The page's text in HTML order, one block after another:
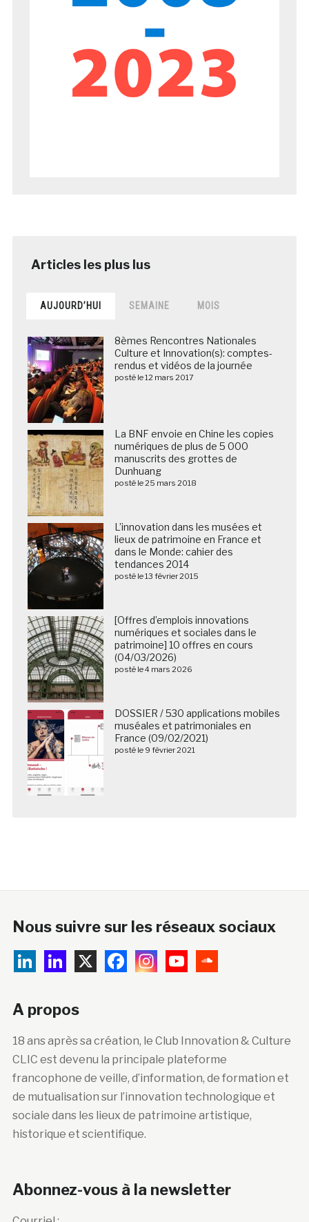
AUJOURD’HUI SEMAINE MOIS
8èmes Rencontres Nationales
Culture et Innovation(s): comptes-
rendus et vidéos de la journée
posté le 12 mars 2017
La BNF envoie en Chine les copies
numériques de plus de 5 000
manuscrits des grottes de
Dunhuang
posté le 25 mars 2018
L’innovation dans les musées et
lieux de patrimoine en France et
dans le Monde: cahier des
tendances 2014
posté le 13 février 2015
[Offres d’emplois innovations
numériques et sociales dans le
patrimoine] 10 offres en cours
(04/03/2026)
posté le 4 mars 2026
DOSSIER / 530 applications mobiles
muséales et patrimoniales en
France (09/02/2021)
posté le 9 février 2021
Nous suivre sur les réseaux sociaux
A propos
18 ans après sa création, le Club Innovation & Culture
CLIC est devenu la principale plateforme
francophone de veille, d’information, de formation et
de mutualisation sur l’innovation technologique et
sociale dans les lieux de patrimoine artistique,
historique et scientifique.
Abonnez-vous à la newsletter